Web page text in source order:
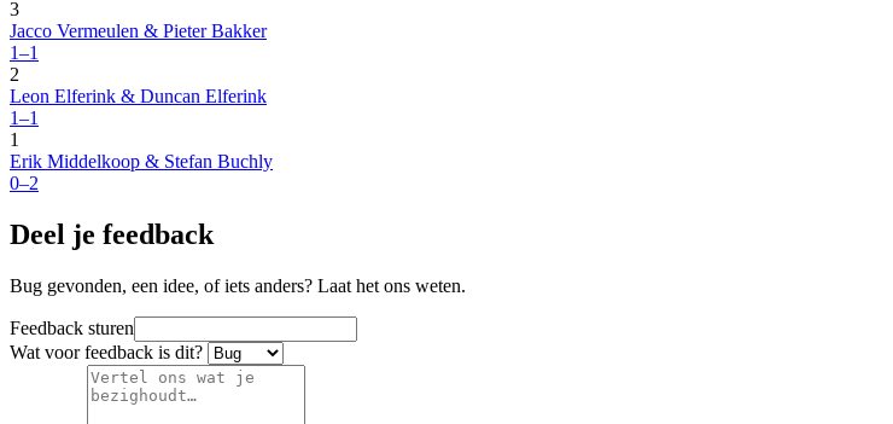
3
Jacco Vermeulen & Pieter Bakker
1–1
2
Leon Elferink & Duncan Elferink
1–1
1
Erik Middelkoop & Stefan Buchly
0–2
Deel je feedback
Bug gevonden, een idee, of iets anders? Laat het ons weten.
Feedback sturen
Wat voor feedback is dit?